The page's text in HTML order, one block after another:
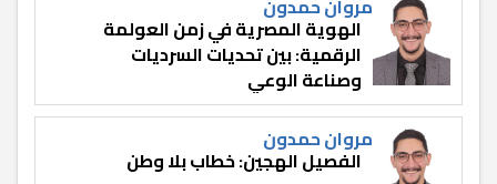
الهوية المصرية في زمن العولمة
الرقمية: بين تحديات السرديات
وصناعة الوعي
مروان حمدون
الفصيل الهجين: خطاب بلا وطن